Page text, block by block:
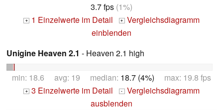
3.7 fps (1%)
+ 1 Einzelwerte im Detail + Vergleichsdiagramm
einblenden
Unigine Heaven 2.1 - Heaven 2.1 high
min: 18.6 avg: 19 median: 18.7 (4%) max: 19.8 fps
+ 3 Einzelwerte im Detail - Vergleichsdiagramm
ausblenden